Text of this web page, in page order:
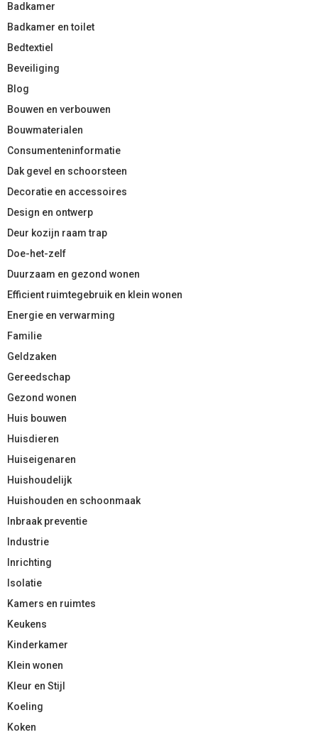
Badkamer
Badkamer en toilet
Bedtextiel
Beveiliging
Blog
Bouwen en verbouwen
Bouwmaterialen
Consumenteninformatie
Dak gevel en schoorsteen
Decoratie en accessoires
Design en ontwerp
Deur kozijn raam trap
Doe-het-zelf
Duurzaam en gezond wonen
Efficient ruimtegebruik en klein wonen
Energie en verwarming
Familie
Geldzaken
Gereedschap
Gezond wonen
Huis bouwen
Huisdieren
Huiseigenaren
Huishoudelijk
Huishouden en schoonmaak
Inbraak preventie
Industrie
Inrichting
Isolatie
Kamers en ruimtes
Keukens
Kinderkamer
Klein wonen
Kleur en Stijl
Koeling
Koken